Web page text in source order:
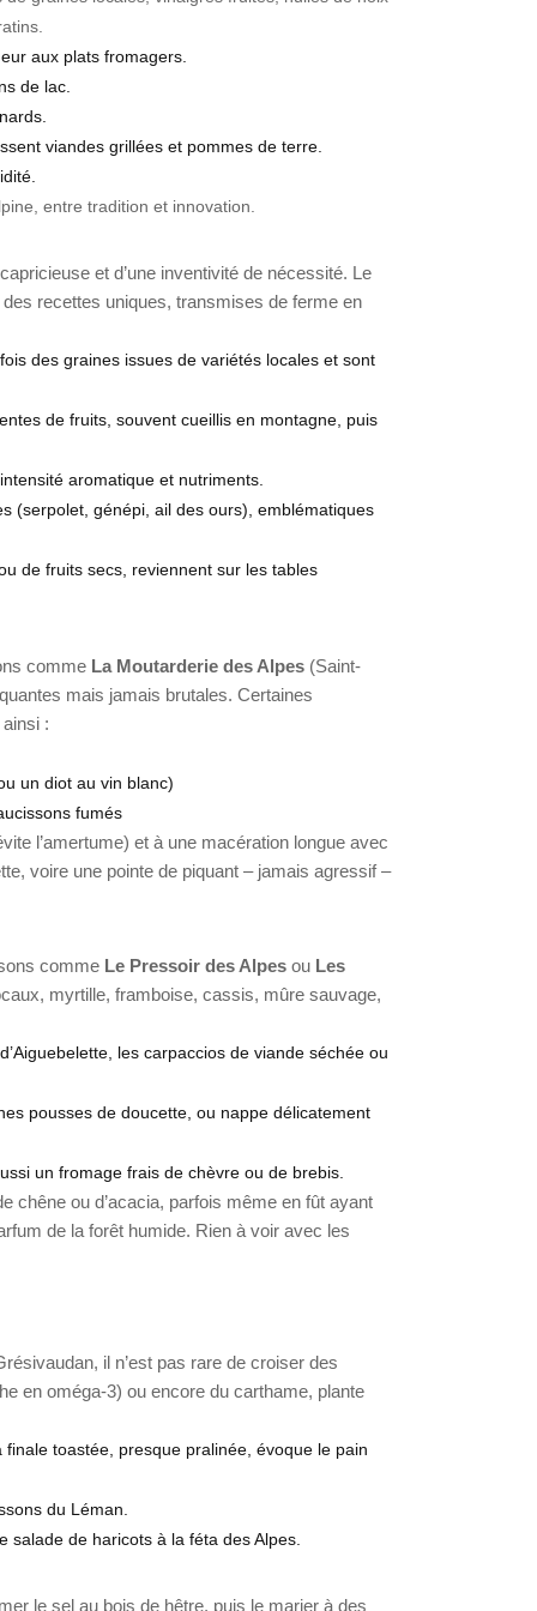
aux plats fromagers.
de lac.
viandes grillées et pommes de terre.
entre tradition et innovation.
et d’une inventivité de nécessité. Le
recettes uniques, transmises de ferme en
des graines issues de variétés locales et sont
de fruits, souvent cueillis en montagne, puis
aromatique et nutriments.
(serpolet, génépi, ail des ours), emblématiques
de fruits secs, reviennent sur les tables
comme La Moutarderie des Alpes (Saint-
mais jamais brutales. Certaines
:
un diot au vin blanc)
fumés
l’amertume) et à une macération longue avec
voire une pointe de piquant – jamais agressif –
comme Le Pressoir des Alpes ou Les
myrtille, framboise, cassis, mûre sauvage,
les carpaccios de viande séchée ou
pousses de doucette, ou nappe délicatement
un fromage frais de chèvre ou de brebis.
chêne ou d’acacia, parfois même en fût ayant
de la forêt humide. Rien à voir avec les
il n’est pas rare de croiser des
en oméga-3) ou encore du carthame, plante
toastée, presque pralinée, évoque le pain
du Léman.
de haricots à la féta des Alpes.
le sel au bois de hêtre, puis le marier à des